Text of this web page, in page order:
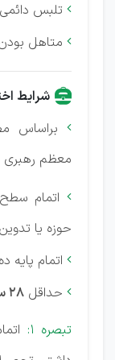
 تلبس
 متاهل
شرایط

براساس
معظم رهبری

حوزه یا
 اتمام پایه
 حداقل 28 سال و حداکثر 35 سال
تبصره 1: